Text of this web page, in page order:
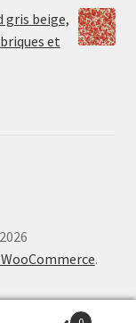
gris beige,
et
.